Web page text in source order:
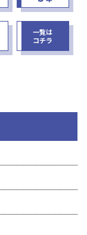
一覧は
コチラ